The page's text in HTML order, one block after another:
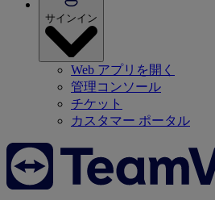
サインイン
Web アプリを開く
管理コンソール
チケット
カスタマー ポータル